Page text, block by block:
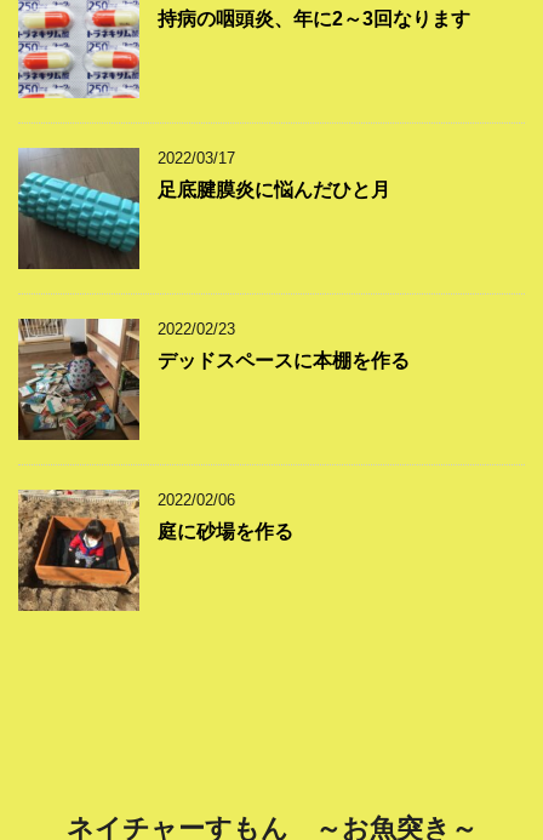
持病の咽頭炎、年に2～3回なります
2022/03/17
足底腱膜炎に悩んだひと月
2022/02/23
デッドスペースに本棚を作る
2022/02/06
庭に砂場を作る
ネイチャーすもん ～お魚突き～